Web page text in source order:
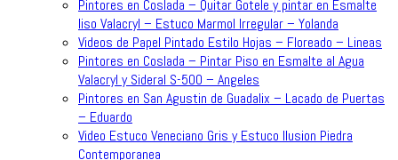
Pintores en Coslada – Quitar Gotele y pintar en Esmalte
liso Valacryl – Estuco Marmol Irregular – Yolanda
Videos de Papel Pintado Estilo Hojas – Floreado – Lineas
Pintores en Coslada – Pintar Piso en Esmalte al Agua
Valacryl y Sideral S-500 – Angeles
Pintores en San Agustin de Guadalix – Lacado de Puertas
– Eduardo
Video Estuco Veneciano Gris y Estuco Ilusion Piedra
Contemporanea